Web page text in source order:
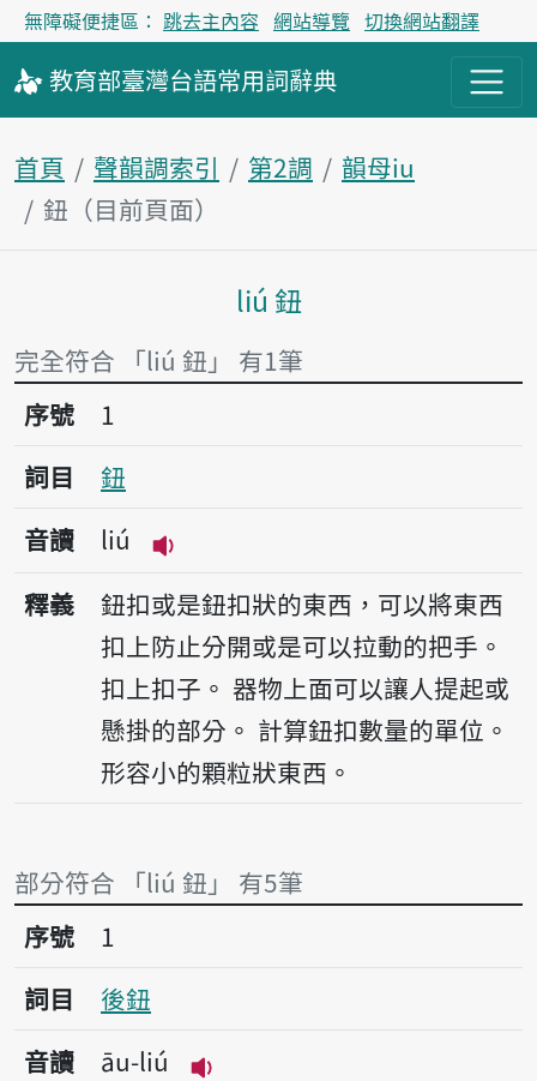
無障礙便捷區： 跳去主內容 網站導覽 切換網站翻譯
教育部臺灣台語常用詞辭典
首頁 聲韻調索引 第2調
韻母iu
鈕（目前頁面）
主內容區塊
liú 鈕
完全符合 「liú 鈕」 有1筆
序號1鈕
序號
1
詞目
鈕
音讀
liú
播放音讀liú
釋義
鈕扣或是鈕扣狀的東西，可以將東西
扣上防止分開或是可以拉動的把手。
扣上扣子。 器物上面可以讓人提起或
懸掛的部分。 計算鈕扣數量的單位。
形容小的顆粒狀東西。
部分符合 「liú 鈕」 有5筆
序號1後鈕
序號
1
詞目
後鈕
音讀
āu-liú